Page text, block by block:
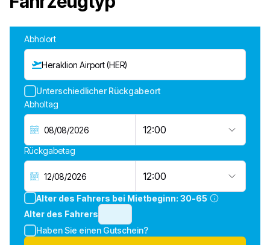
Abholort
Heraklion Airport (HER)
Unterschiedlicher Rückgabeort
Abholtag
12:00
Rückgabetag
12:00
Alter des Fahrers bei Mietbeginn: 30-65
Alter des Fahrers
Haben Sie einen Gutschein?